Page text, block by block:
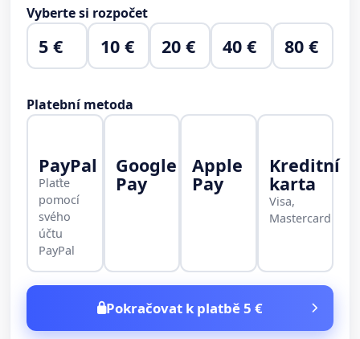
Vyberte si rozpočet
5 € 10 € 20 € 40 € 80 €
Platební metoda
PayPal
Plaťte
pomocí
svého
účtu
PayPal
Google
Pay
Apple
Pay
Kreditní
karta
Visa,
Mastercard
Pokračovat k platbě 5 €